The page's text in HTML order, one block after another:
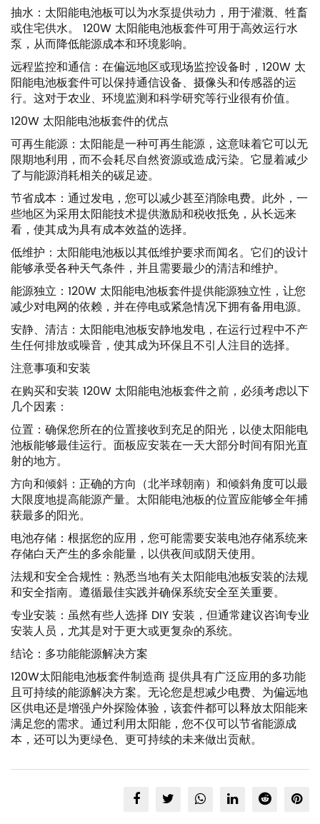
抽水：太阳能电池板可以为水泵提供动力，用于灌溉、牲畜
或住宅供水。 120W 太阳能电池板套件可用于高效运行水
泵，从而降低能源成本和环境影响。
远程监控和通信：在偏远地区或现场监控设备时，120W​​ 太
阳能电池板套件可以保持通信设备、摄像头和传感器的运
行。这对于农业、环境监测和科学研究等行业很有价值。
120W 太阳能电池板套件的优点
可再生能源：太阳能是一种可再生能源，这意味着它可以无
限期地利用，而不会耗尽自然资源或造成污染。它显着减少
了与能源消耗相关的碳足迹。
节省成本：通过发电，您可以减少甚至消除电费。此外，一
些地区为采用太阳能技术提供激励和税收抵免，从长远来
看，使其成为具有成本效益的选择。
低维护：太阳能电池板以其低维护要求而闻名。它们的设计
能够承受各种天气条件，并且需要最少的清洁和维护。
能源独立：120W 太阳能电池板套件提供能源独立性，让您
减少对电网的依赖，并在停电或紧急情况下拥有备用电源。
安静、清洁：太阳能电池板安静地发电，在运行过程中不产
生任何排放或噪音，使其成为环保且不引人注目的选择。
注意事项和安装
在购买和安装 120W 太阳能电池板套件之前，必须考虑以下
几个因素：
位置：确保您所在的位置接收到充足的阳光，以使太阳能电
池板能够最佳运行。面板应安装在一天大部分时间有阳光直
射的地方。
方向和倾斜：正确的方向（北半球朝南）和倾斜角度可以最
大限度地提高能源产量。太阳能电池板的位置应能够全年捕
获最多的阳光。
电池存储：根据您的应用，您可能需要安装电池存储系统来
存储白天产生的多余能量，以供夜间或阴天使用。
法规和安全合规性：熟悉当地有关太阳能电池板安装的法规
和安全指南。遵循最佳实践并确保系统安全至关重要。
专业安装：虽然有些人选择 DIY 安装，但通常建议咨询专业
安装人员，尤其是对于更大或更复杂的系统。
结论：多功能能源解决方案
120W太阳能电池板套件制造商提供具有广泛应用的多功能
且可持续的能源解决方案。无论您是想减少电费、为偏远地
区供电还是增强户外探险体验，该套件都可以释放太阳能来
满足您的需求。通过利用太阳能，您不仅可以节省能源成
本，还可以为更绿色、更可持续的未来做出贡献。